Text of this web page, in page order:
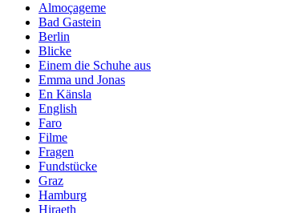
Almoçageme
Bad Gastein
Berlin
Blicke
Einem die Schuhe aus
Emma und Jonas
En Känsla
English
Faro
Filme
Fragen
Fundstücke
Graz
Hamburg
Hiraeth